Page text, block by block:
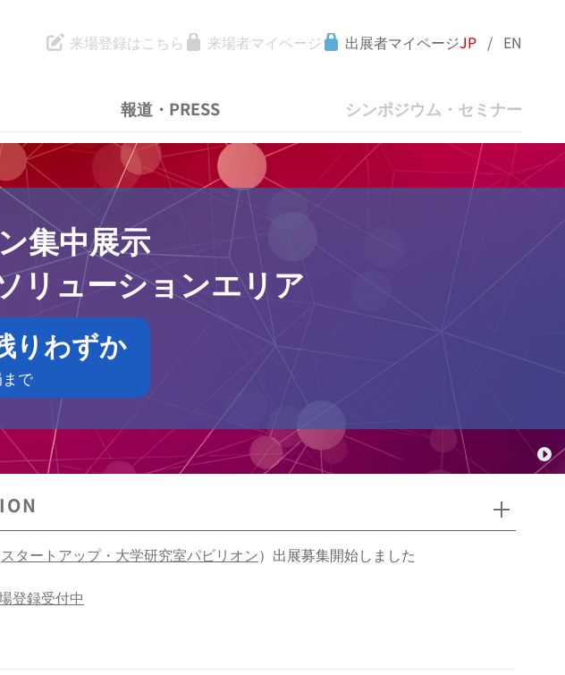
来場登録はこちら 来場者マイページ 出展者マイページJP / EN
報道・PRESS シンポジウム・セミナー
集中展示
リューションエリア
りわずか
で
スタートアップ・大学研究室パビリオン）出展募集開始しました
登録受付中